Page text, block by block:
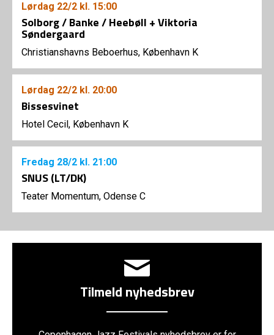
Lørdag 22/2 kl. 15:00
Solborg / Banke / Heebøll + Viktoria
Søndergaard
Christianshavns Beboerhus, København K
Lørdag 22/2 kl. 20:00
Bissesvinet
Hotel Cecil, København K
Fredag 28/2 kl. 21:00
SNUS (LT/DK)
Teater Momentum, Odense C
Tilmeld nyhedsbrev